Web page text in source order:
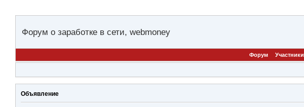
Форум о заработке в сети, webmoney
Форум Участники
Объявление